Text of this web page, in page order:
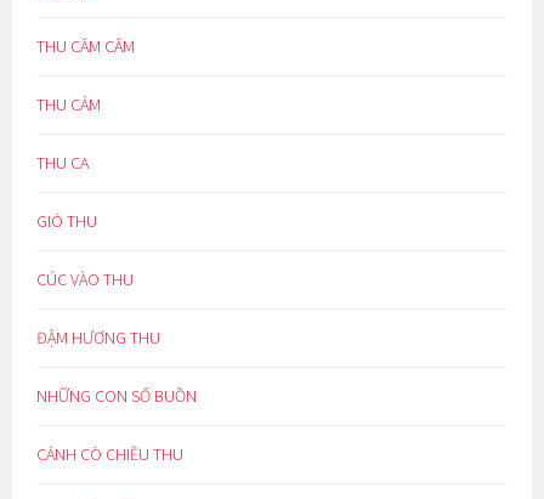
THU CĂM CĂM
THU CẢM
THU CA
GIÓ THU
CÚC VÀO THU
ĐẬM HƯƠNG THU
NHỮNG CON SỐ BUỒN
CÁNH CÒ CHIỀU THU